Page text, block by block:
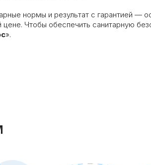
нормы и результат с гарантией —
Чтобы обеспечить санитарную
».